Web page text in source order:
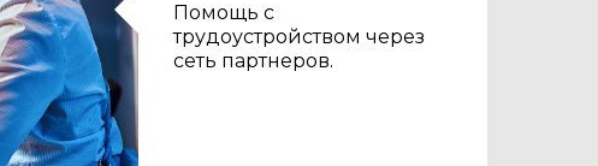
Помощь с
трудоустройством через
сеть партнеров.